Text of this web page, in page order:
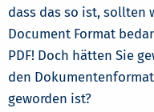
dass das so ist, sollten
Document Format
PDF! Doch hätten Sie
den
geworden ist?